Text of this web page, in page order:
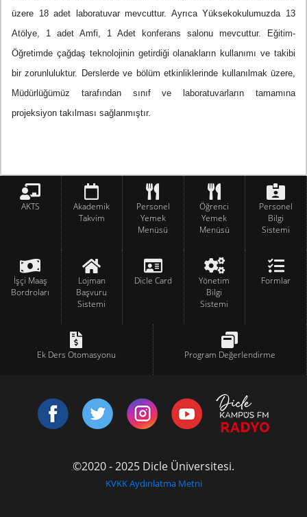
üzere 18 adet laboratuvar mevcuttur. Ayrıca Yüksekokulumuzda 13
Atölye, 1 adet Amfi, 1 Adet konferans salonu mevcuttur. Eğitim-
Öğretimde çağdaş teknolojinin getirdiği olanakların kullanımı ve takibi
bir zorunluluktur. Derslerde ve bölüm etkinliklerinde kullanılmak üzere,
Müdürlüğümüz tarafından sınıf ve laboratuvarların tamamına
projeksiyon takılması sağlanmıştır.
AKTS
Akademik
Takvim
Personel
Yemek
Menüsü
Öğrenci
Yemek
Menüsü
Personel
Bilgi
Sistemi
İşçi Maaş
Bordroları
Lojman
Başvuru
Sistemi
Dicle Card
Yönetim
Bilgi
Sistemi
Formlar
Ek Ders Otomasyonu Program Değerlendirme
©2020 - 2025 Dicle Üniversitesi.
KVKK Aydınlatma Metni